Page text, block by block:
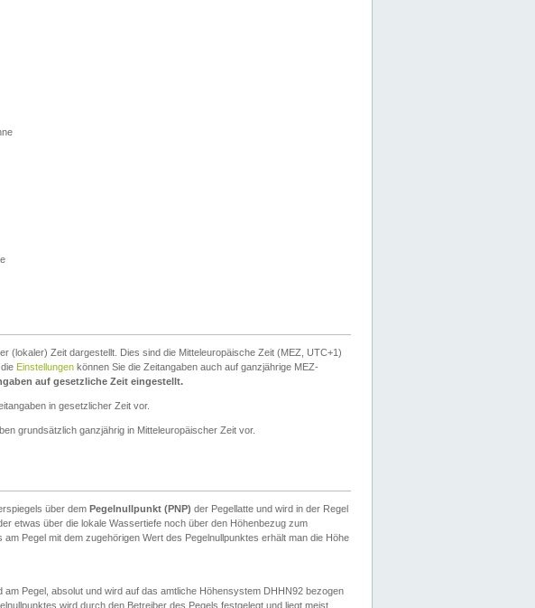
(lokaler) Zeit dargestellt. Dies sind die Mitteleuropäische Zeit (MEZ, UTC+1)
Einstellungen können Sie die Zeitangaben auch auf ganzjährige MEZ-
auf gesetzliche Zeit eingestellt.
in gesetzlicher Zeit vor.
grundsätzlich ganzjährig in Mitteleuropäischer Zeit vor.
über dem Pegelnullpunkt (PNP) der Pegellatte und wird in der Regel
etwas über die lokale Wassertiefe noch über den Höhenbezug zum
Pegel mit dem zugehörigen Wert des Pegelnullpunktes erhält man die Höhe
Pegel, absolut und wird auf das amtliche Höhensystem DHHN92 bezogen
wird durch den Betreiber des Pegels festgelegt und liegt meist